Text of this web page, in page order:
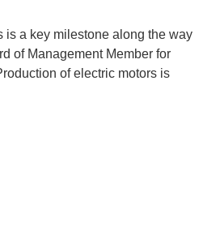
is a key milestone along the way
of Management Member for
of electric motors is